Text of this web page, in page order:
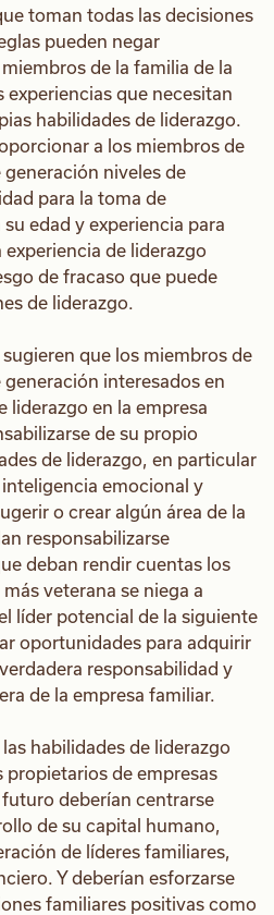
toman todas las decisiones
pueden negar
de la familia de la
que necesitan
habilidades de liderazgo.
a los miembros de
niveles de
para la toma de
edad y experiencia para
de liderazgo
de fracaso que puede
de liderazgo.
que los miembros de
interesados en
liderazgo en la empresa
de su propio
de liderazgo, en particular
emocional y
o crear algún área de la
responsabilizarse
deban rendir cuentas los
veterana se niega a
líder potencial de la siguiente
oportunidades para adquirir
responsabilidad y
de la empresa familiar.
habilidades de liderazgo
propietarios de empresas
deberían centrarse
de su capital humano,
de líderes familiares,
Y deberían esforzarse
familiares positivas como